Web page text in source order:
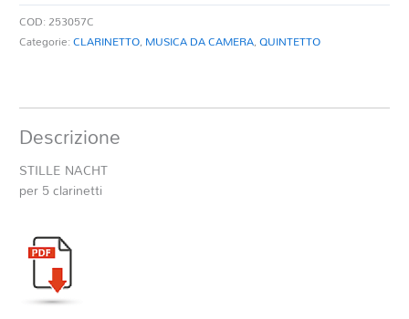
COD:253057C
Categorie:CLARINETTO, MUSICA DA CAMERA,QUINTETTO
Descrizione
STILLE NACHT
per 5 clarinetti